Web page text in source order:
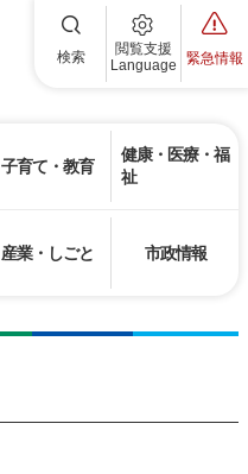
検索
閲覧支援
Language
緊急情報
子育て・教育
健康・医療・福
祉
産業・しごと 市政情報